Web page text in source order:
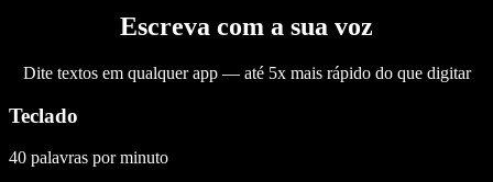
Escreva com a sua voz
Dite textos em qualquer app — até 5x mais rápido do que digitar
Teclado
40 palavras por minuto